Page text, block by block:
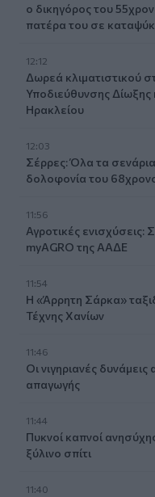
ο δικηγόρος του
πατέρα του σε
12:12
Δωρεά κλιματιστικού
Υποδιεύθυνσης Δίωξης
Ηρακλείου
12:03
Σέρρες: Όλα τα
δολοφονία του
11:56
Αγροτικές ενισχύσεις:
myAGRO της ΑΑΔΕ
11:54
Η «Άρρητη Σάρκα»
Τέχνης Χανίων
11:46
Οι νιγηριανές
απαγωγής
11:44
Πυκνοί καπνοί
ξύλινο σπίτι
11:40